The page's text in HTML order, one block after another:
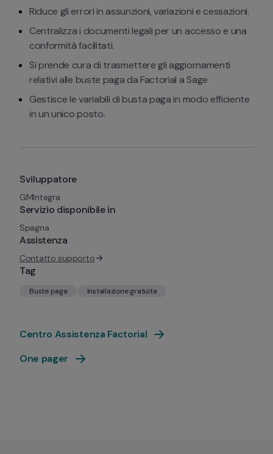
Sviluppatore
GMIntegra
Servizio disponibile in
Spagna
Assistenza
Contatto supporto
Tag
Buste paga Installazione gratuita
Centro Assistenza Factorial
One pager
Riduce gli errori in assunzioni, variazioni e cessazioni.
Centralizza i documenti legali per un accesso e una
conformità facilitati.
Si prende cura di trasmettere gli aggiornamenti
relativi alle buste paga da Factorial a Sage
Gestisce le variabili di busta paga in modo efficiente
in un unico posto.